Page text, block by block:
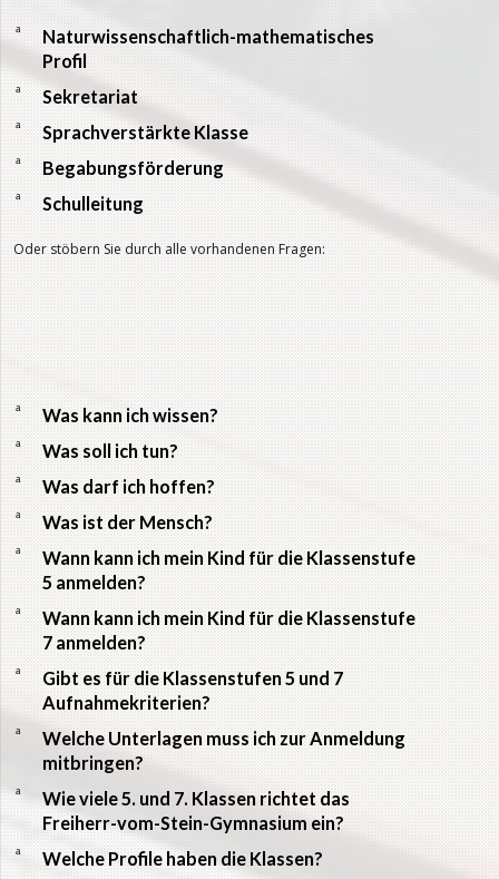
a
Naturwissenschaftlich-mathematisches
Profil
a Sekretariat
a Sprachverstärkte Klasse
a Begabungsförderung
a Schulleitung
Oder stöbern Sie durch alle vorhandenen Fragen:
a Was kann ich wissen?
a Was soll ich tun?
a Was darf ich hoffen?
a Was ist der Mensch?
a
Wann kann ich mein Kind für die Klassenstufe
5 anmelden?
a
Wann kann ich mein Kind für die Klassenstufe
7 anmelden?
a
Gibt es für die Klassenstufen 5 und 7
Aufnahmekriterien?
a
Welche Unterlagen muss ich zur Anmeldung
mitbringen?
a
Wie viele 5. und 7. Klassen richtet das
Freiherr-vom-Stein-Gymnasium ein?
a Welche Profile haben die Klassen?